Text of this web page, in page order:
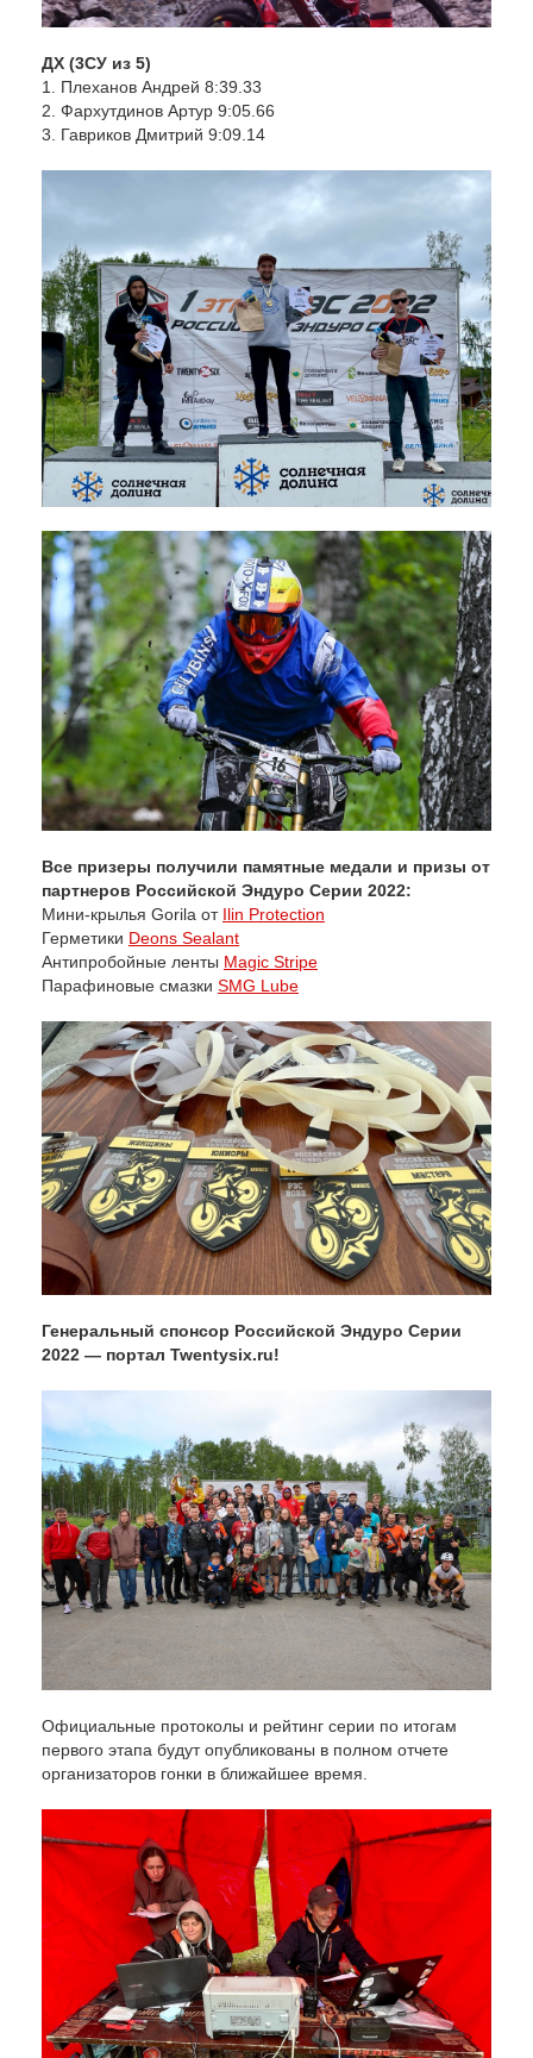
ДХ (3СУ из 5)
1. Плеханов Андрей 8:39.33
2. Фархутдинов Артур 9:05.66
3. Гавриков Дмитрий 9:09.14
Все призеры получили памятные медали и призы от
партнеров Российской Эндуро Серии 2022:
Мини-крылья Gorila от Ilin Protection
Герметики Deons Sealant
Антипробойные ленты Magic Stripe
Парафиновые смазки SMG Lube
Генеральный спонсор Российской Эндуро Серии
2022 — портал Twentysix.ru!
Официальные протоколы и рейтинг серии по итогам
первого этапа будут опубликованы в полном отчете
организаторов гонки в ближайшее время.